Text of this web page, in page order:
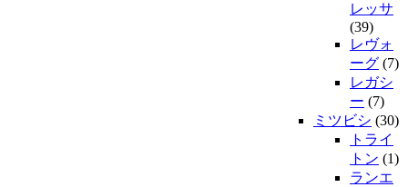
レッサ
(39)
レヴォ
ーグ (7)
レガシ
ー (7)
ミツビシ (30)
トライ
トン (1)
ランエ